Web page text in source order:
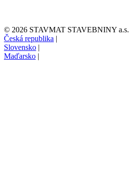
© 2026 STAVMAT STAVEBNINY a.s.
Česká republika |
Slovensko |
Maďarsko |